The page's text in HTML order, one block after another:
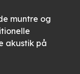
muntre og
akustik på